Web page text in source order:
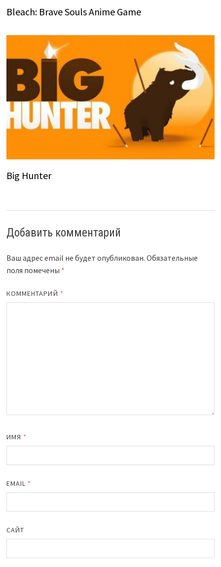
Bleach: Brave Souls Anime Game
Big Hunter
Добавить комментарий
Ваш адрес email не будет опубликован. Обязательные
поля помечены *
КОММЕНТАРИЙ *
ИМЯ *
EMAIL *
САЙТ